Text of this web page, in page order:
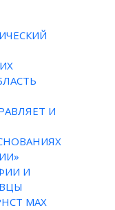
И
И
МАХ